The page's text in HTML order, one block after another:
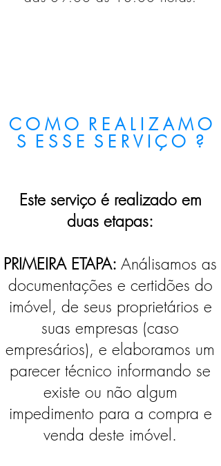
C O M O R E A L I Z A M O
S E S S E S E R V I Ç O ?
Este serviço é realizado em
duas etapas:
PRIMEIRA ETAPA: Análisamos as
documentações e certidões do
imóvel, de seus proprietários e
suas empresas (caso
empresários), e elaboramos um
parecer técnico informando se
existe ou não algum
impedimento para a compra e
venda deste imóvel.